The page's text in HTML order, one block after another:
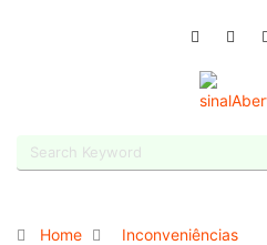
Home
Inconveniências